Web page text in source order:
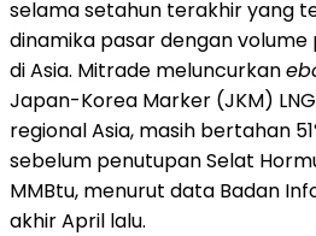
selama setahun terakhir yang
dinamika pasar dengan
di Asia. Mitrade meluncurkan
Japan-Korea Marker (JKM)
regional Asia, masih bertahan
sebelum penutupan Selat
MMBtu, menurut data Badan
akhir April lalu.